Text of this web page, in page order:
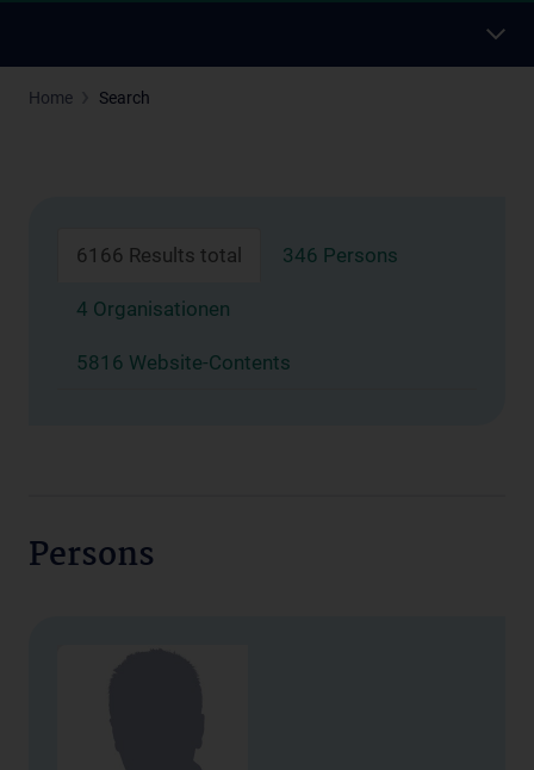
Home Search
6166 Results total 346 Persons
4 Organisationen
5816 Website-Contents
Persons